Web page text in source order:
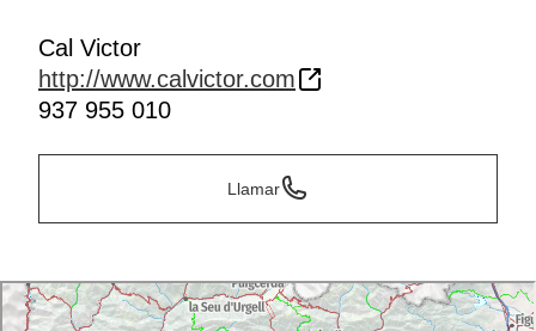
Cal Victor
http://www.calvictor.com
937 955 010
Llamar